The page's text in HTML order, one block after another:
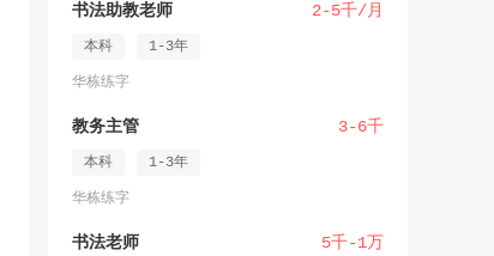
书法助教老师 2-5千/月
本科 1-3年
华栋练字
教务主管 3-6千
本科 1-3年
华栋练字
书法老师 5千-1万